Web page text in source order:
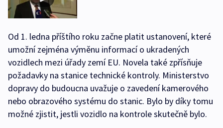
Od 1. ledna příštího roku začne platit ustanovení, které
umožní zejména výměnu informací o ukradených
vozidlech mezi úřady zemí EU. Novela také zpřísňuje
požadavky na stanice technické kontroly. Ministerstvo
dopravy do budoucna uvažuje o zavedení kamerového
nebo obrazového systému do stanic. Bylo by díky tomu
možné zjistit, jestli vozidlo na kontrole skutečně bylo.